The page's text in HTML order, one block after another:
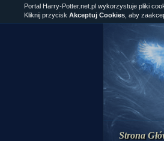
Strona
Portal Harry-Potter.net.pl wykorzystuje pliki
Kliknij przycisk Akceptuj Cookies , aby